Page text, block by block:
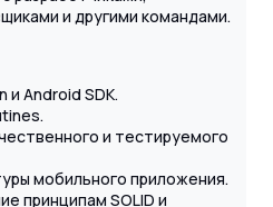
и другими командами.
и Android SDK.
и тестируемого
мобильного приложения.
принципам SOLID и